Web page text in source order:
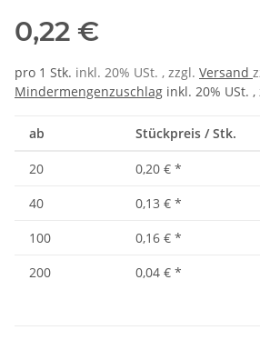
0,22 €
pro 1 Stk. inkl. 20% USt. , zzgl. Versand
Mindermengenzuschlag inkl. 20% USt. ,
ab Stückpreis / Stk.
20 0,20 € *
40
0,13 € *
100
0,16 € *
200
0,04 € *